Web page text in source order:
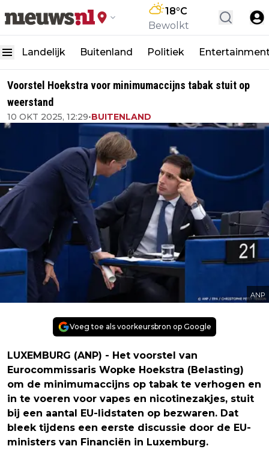
18°C
Bewolkt
Landelijk Buitenland Politiek
Voorstel Hoekstra voor minimumaccijns tabak stuit op
weerstand
10 OKT 2025, 12:29•BUITENLAND
ANP
Voeg toe als voorkeursbron op Google
LUXEMBURG (ANP) - Het voorstel van
Eurocommissaris Wopke Hoekstra (Belasting)
om de minimumaccijns op tabak te verhogen en
in te voeren voor vapes en nicotinezakjes, stuit
bij een aantal EU-lidstaten op bezwaren. Dat
bleek tijdens een eerste discussie door de EU-
ministers van Financiën in Luxemburg.